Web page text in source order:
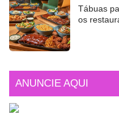
Tábuas
os
ANUNCIE AQUI